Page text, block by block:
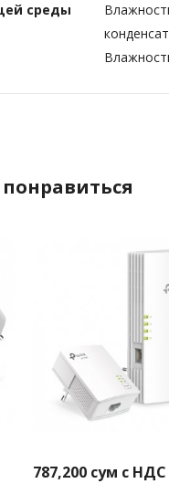
среды
787,200 сум с НДС